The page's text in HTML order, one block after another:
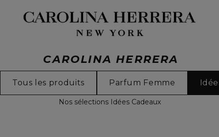
CAROLINA HERRERA
Tous les produits Parfum Femme
Nos sélections Idées Cadeaux